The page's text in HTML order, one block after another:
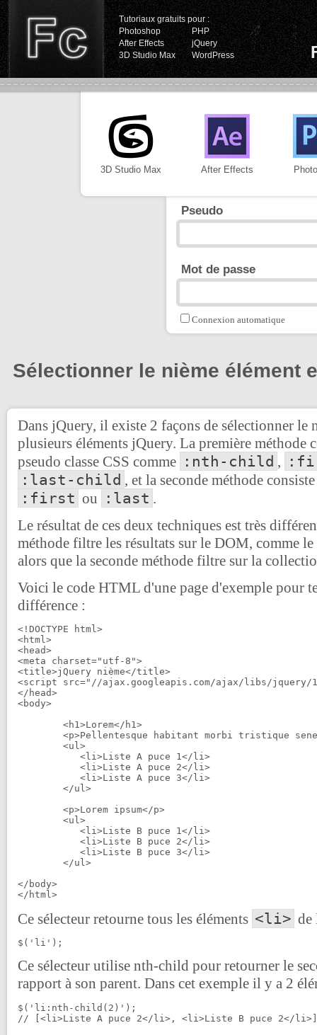
Tutoriaux gratuits pour :
Photoshop
PHP
After Effects
jQuery
3D Studio Max
WordPress
3D Studio Max After Effects
Pseudo
Mot de passe
Connexion automatique
Sélectionner le nième élément
Dans jQuery, il existe 2 façons de sélectionner le
plusieurs éléments jQuery. La première méthode
pseudo classe CSS comme :nth-child ,
:last-child , et la seconde méthode
:first ou :last .
Le résultat de ces deux techniques est très
méthode filtre les résultats sur le DOM, comme
alors que la seconde méthode filtre sur la
Voici le code HTML d'une page d'exemple pour
différence :
<!DOCTYPE html>
<html>
<head>
<meta charset="utf-8">
<title>jQuery nième</title>
<script src="//ajax.googleapis.com/ajax/libs/
</head>
<body>
</body>
</html>
Ce sélecteur retourne tous les éléments <li> de
$('li');
Ce sélecteur utilise nth-child pour retourner le
rapport à son parent. Dans cet exemple il y a 2
$('li:nth-child(2)');
// [<li>Liste A puce 2</li>, <li>Liste B puce 2</li>]